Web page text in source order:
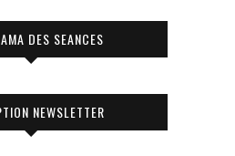
DES SEANCES
NEWSLETTER